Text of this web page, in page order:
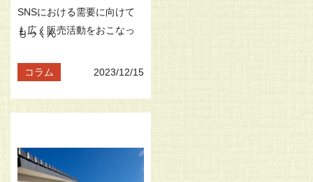
SNSにおける需要に向けて
も広く販売活動をおこなっ
却に関するお問い合わせや
ご相談をお待ちしておりま
もっくん
コラム 2023/12/15